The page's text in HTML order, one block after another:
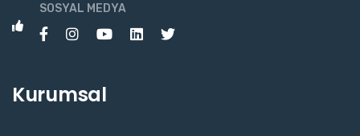
SOSYAL MEDYA
Kurumsal